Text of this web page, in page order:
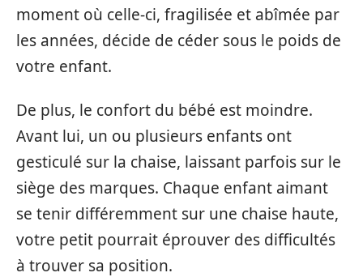
moment où celle-ci, fragilisée et abîmée par
les années, décide de céder sous le poids de
votre enfant.
De plus, le confort du bébé est moindre.
Avant lui, un ou plusieurs enfants ont
gesticulé sur la chaise, laissant parfois sur le
siège des marques. Chaque enfant aimant
se tenir différemment sur une chaise haute,
votre petit pourrait éprouver des difficultés
à trouver sa position.